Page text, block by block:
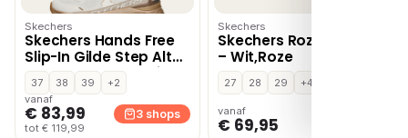
Skechers
Skechers Hands Free
Slip-In Gilde Step Altus
lage sneakers – Wit
37 38 39
+2
vanaf
€ 83,99
tot € 119,99
3 shops
Skechers
Skechers Roze SKR46
– Wit,Roze
27 28 29 +4
vanaf
€ 69,95